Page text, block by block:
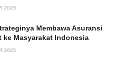
2025
Membawa Asuransi
ke Masyarakat Indonesia
2025